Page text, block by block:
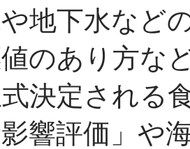
地下水など
値のあり方な
式決定される
響評価」や